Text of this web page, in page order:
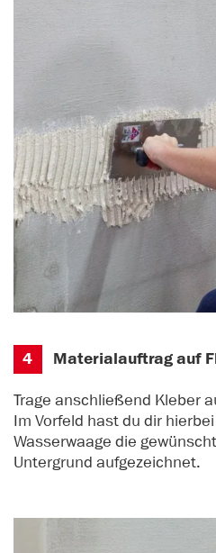
4 Materialauftrag auf
Trage anschließend Kleber
Im Vorfeld hast du dir
Wasserwaage die
Untergrund aufgezeichnet.